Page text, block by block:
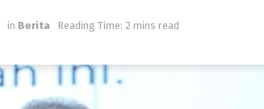
in Berita Reading Time: 2 mins read